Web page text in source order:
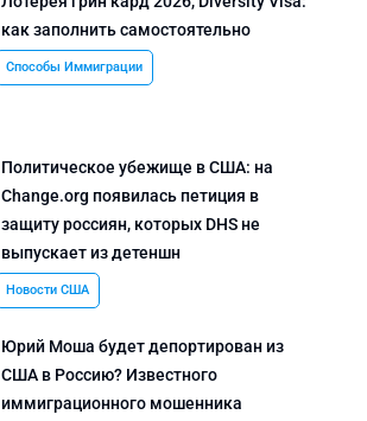
как заполнить самостоятельно
Способы Иммиграции
Политическое убежище в США: на
Change.org появилась петиция в
защиту россиян, которых DHS не
выпускает из детеншн
Новости США
Юрий Моша будет депортирован из
США в Россию? Известного
иммиграционного мошенника